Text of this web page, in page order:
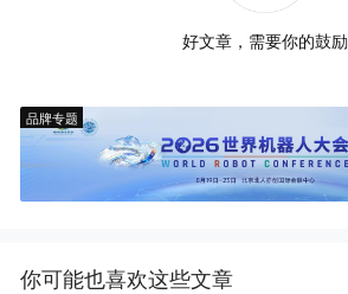
好文章，需要你的鼓励
品牌专题
你可能也喜欢这些文章